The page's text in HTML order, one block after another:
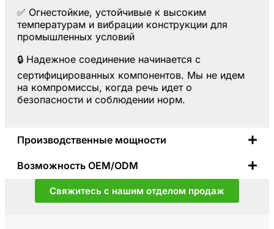
✅ Огнестойкие, устойчивые к высоким
температурам и вибрации конструкции для
промышленных условий
🔒 Надежное соединение начинается с
сертифицированных компонентов. Мы не идем
на компромиссы, когда речь идет о
безопасности и соблюдении норм.
Производственные мощности
Возможность OEM/ODM
Свяжитесь с нашим отделом продаж